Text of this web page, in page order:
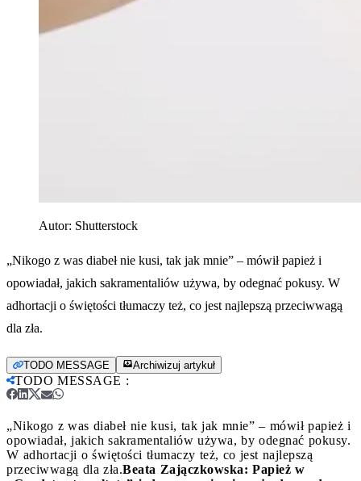
Autor: Shutterstock
„Nikogo z was diabeł nie kusi, tak jak mnie” – mówił papież i
opowiadał, jakich sakramentaliów używa, by odegnać pokusy. W
adhortacji o świętości tłumaczy też, co jest najlepszą przeciwwagą
dla zła.
TODO MESSAGE Archiwizuj artykuł
TODO MESSAGE :
„Nikogo z was diabeł nie kusi, tak jak mnie” – mówił papież i
opowiadał, jakich sakramentaliów używa, by odegnać pokusy.
W adhortacji o świętości tłumaczy też, co jest najlepszą
przeciwwagą dla zła.Beata Zajączkowska: Papież w